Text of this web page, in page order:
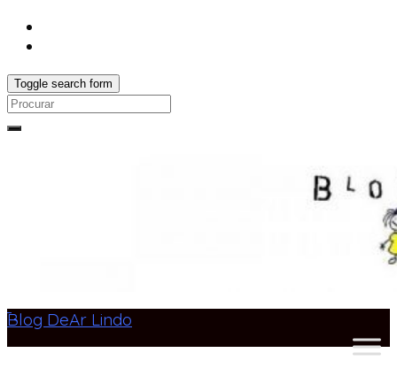
Toggle search form
Search
Blog DeAr Lindo